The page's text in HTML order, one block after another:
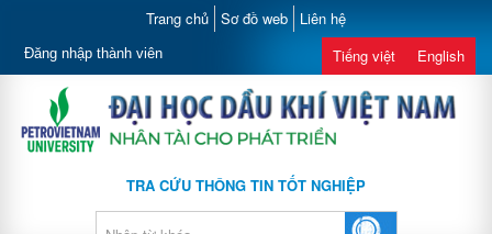
Trang chủ Sơ đồ web Liên hệ
Đăng nhập thành viên Tiếng việt English
TRA CỨU THÔNG TIN TỐT NGHIỆP